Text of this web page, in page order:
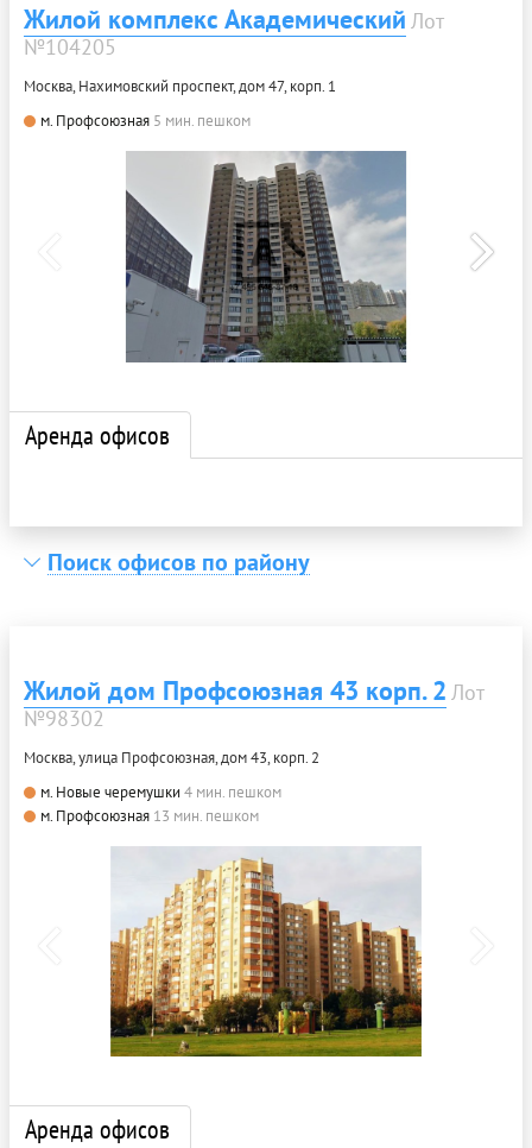
Жилой комплекс Академический Лот
№104205
Москва, Нахимовский проспект, дом 47, корп. 1
м. Профсоюзная 5 мин. пешком
Аренда офисов
Поиск офисов по району
Жилой дом Профсоюзная 43 корп. 2 Лот
№98302
Москва, улица Профсоюзная, дом 43, корп. 2
м. Новые черемушки 4 мин. пешком
м. Профсоюзная 13 мин. пешком
Аренда офисов